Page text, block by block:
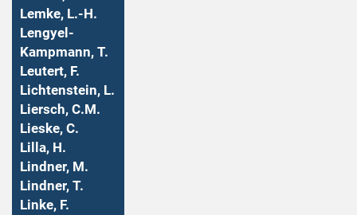
Lemke, L.-H.
Lengyel-
Kampmann, T.
Leutert, F.
Lichtenstein, L.
Liersch, C.M.
Lieske, C.
Lilla, H.
Lindner, M.
Lindner, T.
Linke, F.